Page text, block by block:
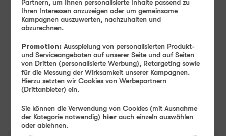
Farbe- Mocha Brown
Speicher-256 GB
256 GB
Partnern, um Ihnen personalisierte Inhalte passend zu
Ihren Interessen anzuzeigen oder um gemeinsame
Kampagnen auszuwerten, nachzuhalten und
abzurechnen.
Promotion: Ausspielung von personalisierten Produkt-
und Serviceangeboten auf unserer Seite und auf Seiten
von Dritten (personalisierte Werbung), Retargeting sowie
für die Messung der Wirksamkeit unserer Kampagnen.
Hierzu setzten wir Cookies von Werbepartnern
(Drittanbieter) ein.
Sie können die Verwendung von Cookies (mit Ausnahme
der Kategorie notwendig) hier auch einzeln auswählen
oder ablehnen.